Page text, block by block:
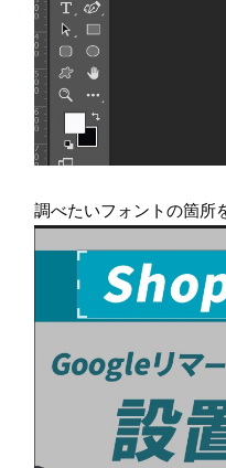
調べたいフォントの箇所